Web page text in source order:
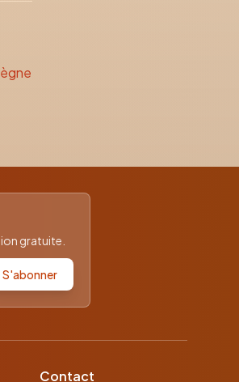
gratuite.
S'abonner
Contact